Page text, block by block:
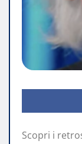
Scopri i